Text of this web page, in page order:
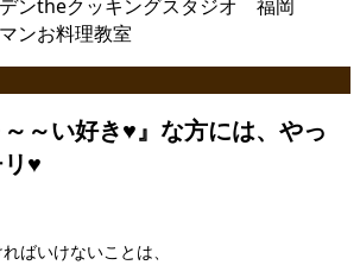
～～い好き♥』な方には、やっ
♥
ばいけないことは、